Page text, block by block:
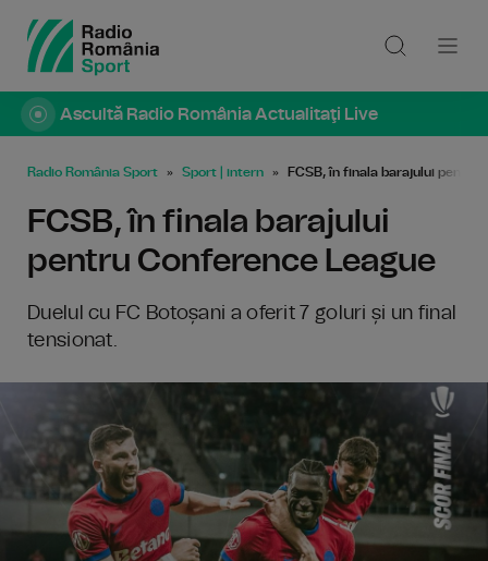
Ascultă Radio România Actualitaţi Live
Radio România Sport Sport | intern FCSB, în finala barajului pentru
FCSB, în finala barajului
pentru Conference League
Duelul cu FC Botoșani a oferit 7 goluri și un final
tensionat.